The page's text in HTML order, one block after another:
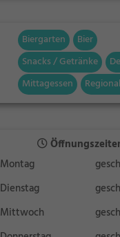
Biergarten
Bier
Snacks / Getränke
Mittagessen
Montag
Dienstag
Mittwoch